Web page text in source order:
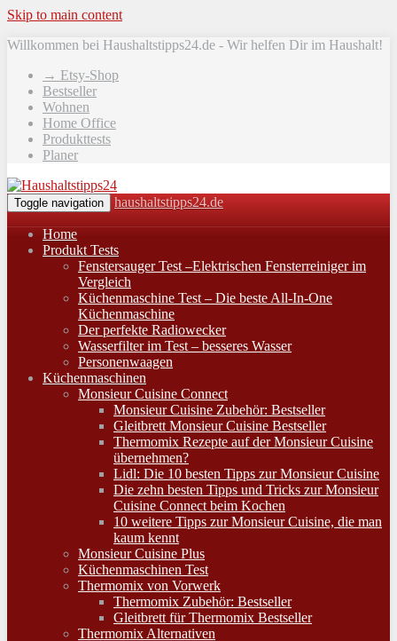
Skip to main content
Willkommen bei Haushaltstipps24.de - Wir helfen Dir im Haushalt!
→ Etsy-Shop
Bestseller
Wohnen
Home Office
Produkttests
Planer
Toggle navigation haushaltstipps24.de
Home
Produkt Tests
Fenstersauger Test –Elektrischen Fensterreiniger im
Vergleich
Küchenmaschine Test – Die beste All-In-One
Küchenmaschine
Der perfekte Radiowecker
Wasserfilter im Test – besseres Wasser
Personenwaagen
Küchenmaschinen
Monsieur Cuisine Connect
Monsieur Cuisine Zubehör: Bestseller
Gleitbrett Monsieur Cuisine Bestseller
Thermomix Rezepte auf der Monsieur Cuisine
übernehmen?
Lidl: Die 10 besten Tipps zur Monsieur Cuisine
Die zehn besten Tipps und Tricks zur Monsieur
Cuisine Connect beim Kochen
10 weitere Tipps zur Monsieur Cuisine, die man
kaum kennt
Monsieur Cuisine Plus
Küchenmaschinen Test
Thermomix von Vorwerk
Thermomix Zubehör: Bestseller
Gleitbrett für Thermomix Bestseller
Thermomix Alternativen